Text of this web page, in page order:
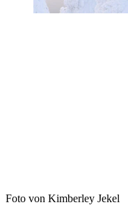
Foto von Kimberley Jekel